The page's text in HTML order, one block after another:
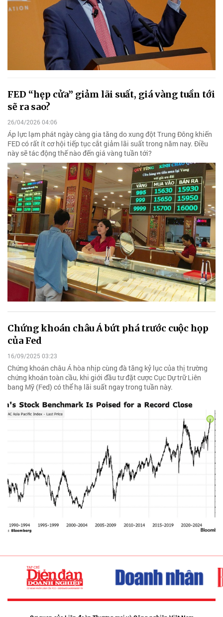
FED “hẹp cửa” giảm lãi suất, giá vàng tuần tới
sẽ ra sao?
26/04/2026 04:06
Áp lực lạm phát ngày càng gia tăng do xung đột Trung Đông khiến
FED có rất ít cơ hội tiếp tục cắt giảm lãi suất trong năm nay. Điều
này sẽ tác động thế nào đến giá vàng tuần tới?
Chứng khoán châu Á bứt phá trước cuộc họp
của Fed
16/09/2025 03:23
Chứng khoán châu Á hòa nhịp cùng đà tăng kỷ lục của thị trường
chứng khoán toàn cầu, khi giới đầu tư đặt cược Cục Dự trữ Liên
bang Mỹ (Fed) có thể hạ lãi suất ngay trong tuần này.